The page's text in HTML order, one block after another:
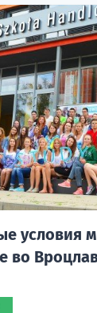
условия
во